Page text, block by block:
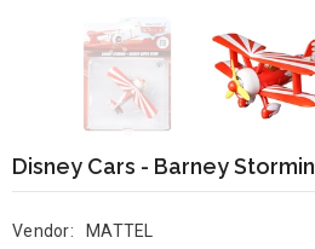
Disney Cars - Barney Stormin
Vendor:
MATTEL